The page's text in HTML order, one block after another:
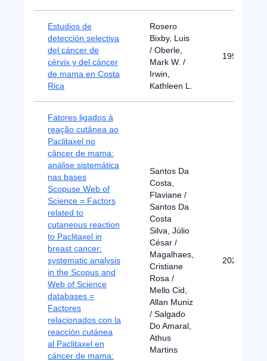
Estudios de
detección selectiva
del cáncer de
cérvix y del cáncer
de mama en Costa
Rica
Rosero
Bixby, Luis
/ Oberle,
Mark W. /
Irwin,
Kathleen L.
1990
Fatores ligados à
reação cutânea ao
Paclitaxel no
câncer de mama:
análise sistemática
nas bases
Scopuse Web of
Science = Factors
related to
cutaneous reaction
to Paclitaxel in
breast cancer:
systematic analysis
in the Scopus and
Web of Science
databases =
Factores
relacionados con la
reacción cutánea
al Paclitaxel en
cáncer de mama:
Santos Da
Costa,
Flaviane /
Santos Da
Costa
Silva, Júlio
César /
Magalhaes,
Cristiane
Rosa /
Mello Cid,
Allan Muniz
/ Salgado
Do Amaral,
Athus
Martins
2024